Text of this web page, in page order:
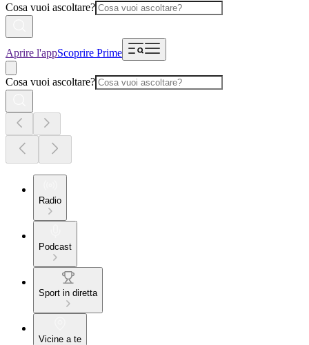
Cosa vuoi ascoltare?
Aprire l'appScoprire Prime
Cosa vuoi ascoltare?
Radio
Podcast
Sport in diretta
Vicine a te